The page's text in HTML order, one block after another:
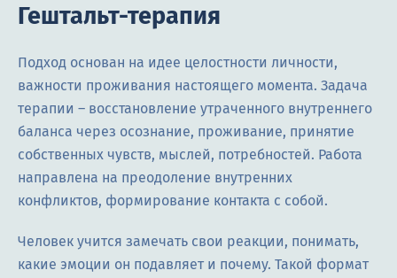
Гештальт-терапия
Подход основан на идее целостности личности,
важности проживания настоящего момента. Задача
терапии – восстановление утраченного внутреннего
баланса через осознание, проживание, принятие
собственных чувств, мыслей, потребностей. Работа
направлена на преодоление внутренних
конфликтов, формирование контакта с собой.
Человек учится замечать свои реакции, понимать,
какие эмоции он подавляет и почему. Такой формат